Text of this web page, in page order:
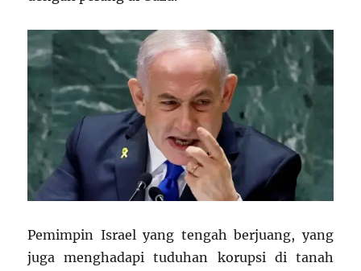
Pemimpin Israel yang tengah berjuang, yang
juga menghadapi tuduhan korupsi di tanah